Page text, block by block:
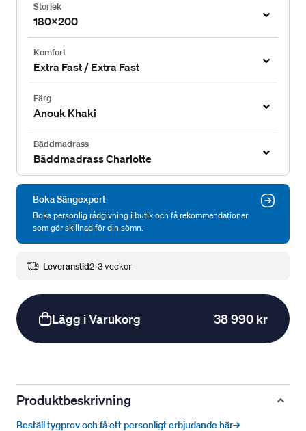
Storlek
180x200
Komfort
Extra Fast / Extra Fast
Färg
Anouk Khaki
Bäddmadrass
Bäddmadrass Charlotte
Boka Sängexpert
Boka personlig rådgivning i butik och få rekommendationer
som gör skillnad för din sömn.
Leveranstid2-3 veckor
Lägg i Varukorg 38 990 kr
Produktbeskrivning
Beställ tygprov och få ett personligt erbjudande här→